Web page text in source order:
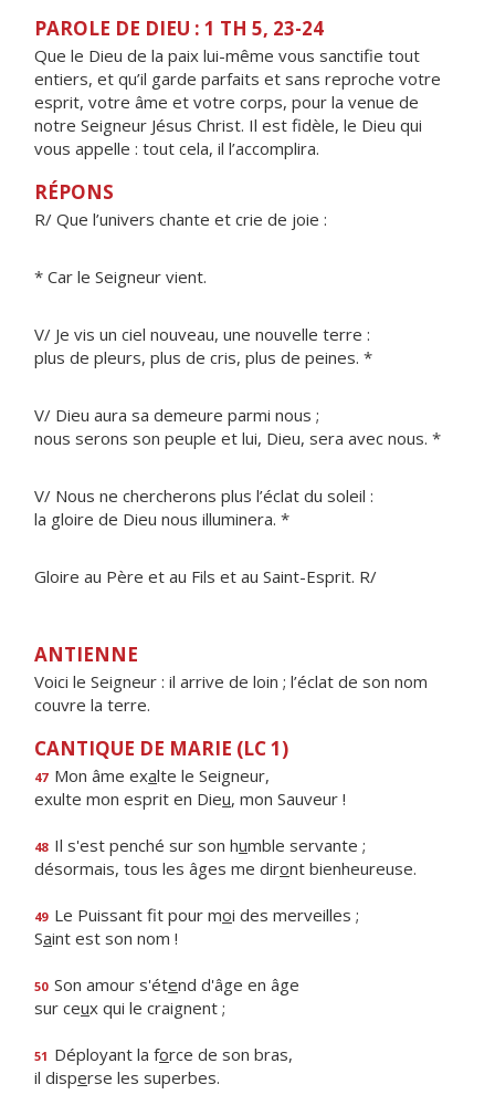
PAROLE DE DIEU : 1 TH 5, 23-24
Que le Dieu de la paix lui-même vous sanctifie tout
entiers, et qu’il garde parfaits et sans reproche votre
esprit, votre âme et votre corps, pour la venue de
notre Seigneur Jésus Christ. Il est fidèle, le Dieu qui
vous appelle : tout cela, il l’accomplira.
RÉPONS
R/ Que l’univers chante et crie de joie :
* Car le Seigneur vient.
V/ Je vis un ciel nouveau, une nouvelle terre :
plus de pleurs, plus de cris, plus de peines. *
V/ Dieu aura sa demeure parmi nous ;
nous serons son peuple et lui, Dieu, sera avec nous. *
V/ Nous ne chercherons plus l’éclat du soleil :
la gloire de Dieu nous illuminera. *
Gloire au Père et au Fils et au Saint-Esprit. R/
ANTIENNE
Voici le Seigneur : il arrive de loin ; l’éclat de son nom
couvre la terre.
CANTIQUE DE MARIE (LC 1)
47 Mon âme exalte le Seigneur,
exulte mon esprit en Dieu, mon Sauveur !
48 Il s'est penché sur son humble servante ;
désormais, tous les âges me diront bienheureuse.
49 Le Puissant fit pour moi des merveilles ;
Saint est son nom !
50 Son amour s'étend d'âge en âge
sur ceux qui le craignent ;
51 Déployant la force de son bras,
il disperse les superbes.